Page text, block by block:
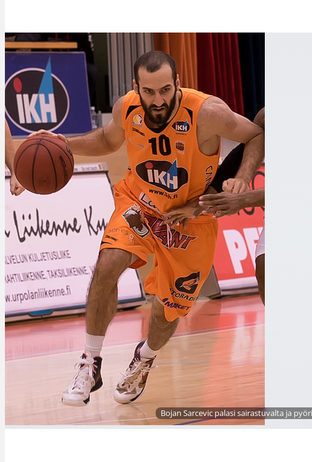
Bojan Sarcevic palasi sairastuvalta ja